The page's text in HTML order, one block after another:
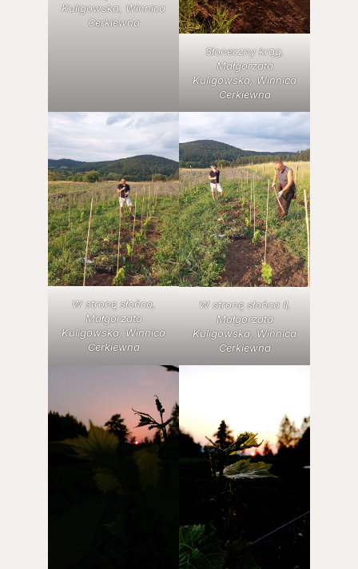
Kuligowska, Winnica
Cerkiewna
Słoneczny krąg,
Małgorzata
Kuligowska, Winnica
Cerkiewna
W stronę słońca,
Małgorzata
Kuligowska, Winnica
Cerkiewna
W stronę słońca II,
Małgorzata
Kuligowska, Winnica
Cerkiewna